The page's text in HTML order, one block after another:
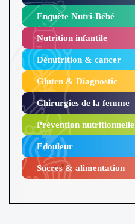
Enquête Nutri-Bébé ​
Nutrition infantile
Dénutrition & cancer
Gluten & Diagnostic
Chirurgies de la femme
Prévention nutritionnelle
Edouleur​
Sucres & alimentation​